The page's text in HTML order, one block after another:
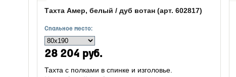
Тахта Амер, белый / дуб вотан (арт. 602817)
Спальное место:
28 204 руб.
Тахта с полками в спинке и изголовье.